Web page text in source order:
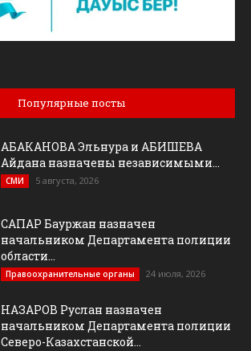
Популярные посты
АБАКАНОВА Эльнура и АБИШЕВА
Айдана назначены независимыми...
СМИ 5 августа, 2026
САПАР Бауржан назначен
начальником Департамента полиции
области...
Правоохранительные органы 24 июля, 2026
НАЗАРОВ Руслан назначен
начальником Департамента полиции
Северо-Казахстанской...